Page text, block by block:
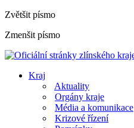
Zvětšit písmo
Zmenšit písmo
Kraj
Aktuality
Orgány kraje
Média a komunikace
Krizové řízení